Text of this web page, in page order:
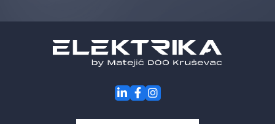
akcije